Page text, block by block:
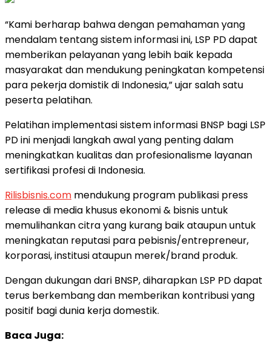
“Kami berharap bahwa dengan pemahaman yang
mendalam tentang sistem informasi ini, LSP PD dapat
memberikan pelayanan yang lebih baik kepada
masyarakat dan mendukung peningkatan kompetensi
para pekerja domistik di Indonesia,” ujar salah satu
peserta pelatihan.
Pelatihan implementasi sistem informasi BNSP bagi LSP
PD ini menjadi langkah awal yang penting dalam
meningkatkan kualitas dan profesionalisme layanan
sertifikasi profesi di Indonesia.
Rilisbisnis.com mendukung program publikasi press
release di media khusus ekonomi & bisnis untuk
memulihankan citra yang kurang baik ataupun untuk
meningkatan reputasi para pebisnis/entrepreneur,
korporasi, institusi ataupun merek/brand produk.
Dengan dukungan dari BNSP, diharapkan LSP PD dapat
terus berkembang dan memberikan kontribusi yang
positif bagi dunia kerja domestik.
Baca Juga: